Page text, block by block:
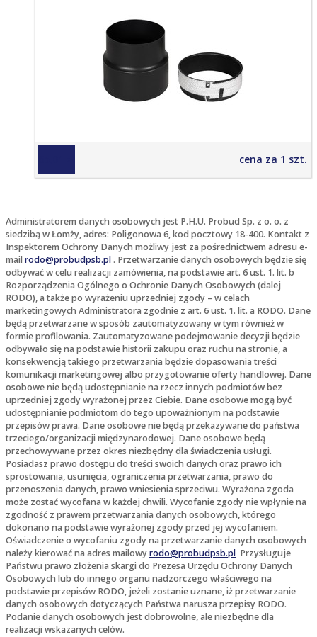
cena za 1 szt.
Administratorem danych osobowych jest P.H.U. Probud Sp. z o. o. z
siedzibą w Łomży, adres: Poligonowa 6, kod pocztowy 18-400. Kontakt z
Inspektorem Ochrony Danych możliwy jest za pośrednictwem adresu e-
mailrodo@probudpsb.pl. Przetwarzanie danych osobowych będzie się
odbywać w celu realizacji zamówienia, na podstawie art. 6 ust. 1. lit. b
Rozporządzenia Ogólnego o Ochronie Danych Osobowych (dalej
RODO), a także po wyrażeniu uprzedniej zgody – w celach
marketingowych Administratora zgodnie z art. 6 ust. 1. lit. a RODO. Dane
będą przetwarzane w sposób zautomatyzowany w tym również w
formie profilowania. Zautomatyzowane podejmowanie decyzji będzie
odbywało się na podstawie historii zakupu oraz ruchu na stronie, a
konsekwencją takiego przetwarzania będzie dopasowania treści
komunikacji marketingowej albo przygotowanie oferty handlowej. Dane
osobowe nie będą udostępnianie na rzecz innych podmiotów bez
uprzedniej zgody wyrażonej przez Ciebie. Dane osobowe mogą być
udostępnianie podmiotom do tego upoważnionym na podstawie
przepisów prawa. Dane osobowe nie będą przekazywane do państwa
trzeciego/organizacji międzynarodowej. Dane osobowe będą
przechowywane przez okres niezbędny dla świadczenia usługi.
Posiadasz prawo dostępu do treści swoich danych oraz prawo ich
sprostowania, usunięcia, ograniczenia przetwarzania, prawo do
przenoszenia danych, prawo wniesienia sprzeciwu. Wyrażona zgoda
może zostać wycofana w każdej chwili. Wycofanie zgody nie wpłynie na
zgodność z prawem przetwarzania danych osobowych, którego
dokonano na podstawie wyrażonej zgody przed jej wycofaniem.
Oświadczenie o wycofaniu zgody na przetwarzanie danych osobowych
należy kierować na adres mailowyrodo@probudpsb.pl Przysługuje
Państwu prawo złożenia skargi do Prezesa Urzędu Ochrony Danych
Osobowych lub do innego organu nadzorczego właściwego na
podstawie przepisów RODO, jeżeli zostanie uznane, iż przetwarzanie
danych osobowych dotyczących Państwa narusza przepisy RODO.
Podanie danych osobowych jest dobrowolne, ale niezbędne dla
realizacji wskazanych celów.